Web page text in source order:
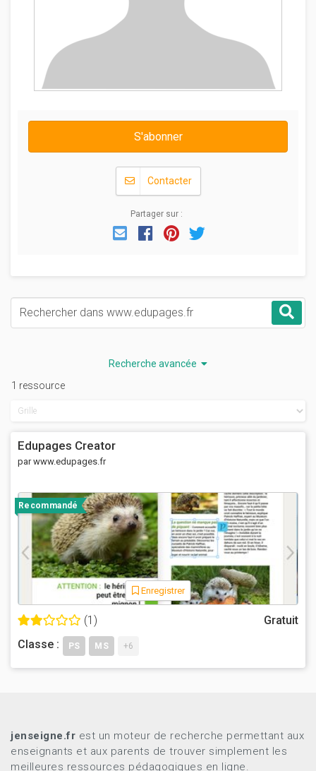
S'abonner
Contacter
Partager sur :
EmailFacebook
Pinterest
Recherche avancée
1 ressource
Edupages Creator
par www.edupages.fr
Recommandé
Enregistrer
(1)
Gratuit
Classe :
PS MS +6
jenseigne.fr est un moteur de recherche permettant aux
enseignants et aux parents de trouver simplement les
meilleures ressources pédagogiques en ligne.